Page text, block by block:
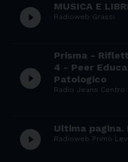
play_circle_filled MUSICA E
Radioweb Grassi
play_circle_filled
Prisma -
4 - Peer
Patologico
Radio Jeans Centro
play_circle_filled Ultima
Radioweb Primo Levi